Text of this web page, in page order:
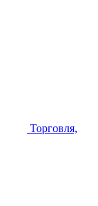
Торговля,